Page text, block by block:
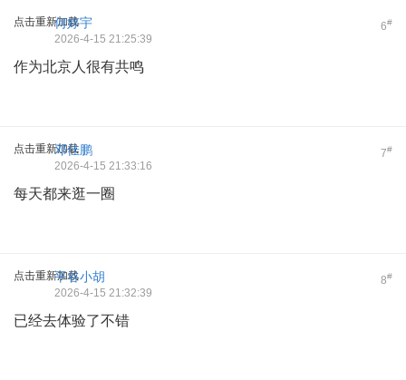
点击重新加载 6#
何婷宇
2026-4-15 21:25:39
作为北京人很有共鸣
点击重新加载 7#
邓佳鹏
2026-4-15 21:33:16
每天都来逛一圈
点击重新加载 8#
平谷小胡
2026-4-15 21:32:39
已经去体验了不错